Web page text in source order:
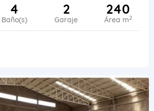
4
Baño(s)
2
Garaje
240
Área m2